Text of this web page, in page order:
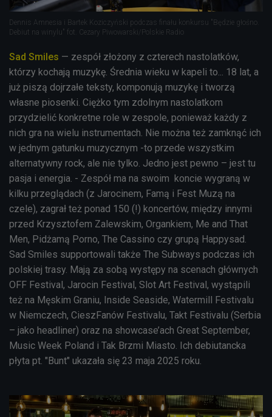
Dennis Amnesia i Bartek Koziczyński podczas finału konkursu "Będzie głośno.
Debiut na winylu" fot. Cezary Piwowarski/Polskie Radio
Sad Smiles — zespół złożony z czterech nastolatków,
którzy kochają muzykę. Średnia wieku w kapeli to... 18 lat, a
już piszą dojrzałe teksty, komponują muzykę i tworzą
własne piosenki. Ciężko tym zdolnym nastolatkom
przydzielić konkretne role w zespole, ponieważ każdy z
nich gra na wielu instrumentach. Nie można też zamknąć ich
w jednym gatunku muzycznym -to przede wszystkim
alternatywny rock, ale nie tylko. Jedno jest pewno – jest tu
pasja i energia. - Zespół ma na swoim koncie wygraną w
kilku przeglądach (z Jarocinem, Famą i Fest Muzą na
czele), zagrał też ponad 150 (!) koncertów, między innymi
przed Krzysztofem Zalewskim, Organkiem, Me and That
Men, Pidżamą Porno, The Cassino czy grupą Happysad.
Sad Smiles supportowali także The Subways podczas ich
polskiej trasy. Mają za sobą występy na scenach głównych
OFF Festival, Jarocin Festival, Slot Art Festival, wystąpili
też na Męskim Graniu, Inside Seaside, Watermill Festivalu
w Niemczech, CieszFanów Festivalu, Takt Festivalu (Serbia
– jako headliner) oraz na showcase’ach Great September,
Music Week Poland i Tak Brzmi Miasto. Ich debiutancka
płyta pt. "Bunt" ukazała się 23 maja 2025 roku.